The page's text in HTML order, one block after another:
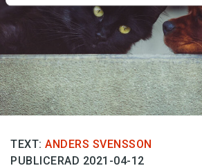
TEXT: ANDERS SVENSSON
PUBLICERAD 2021-04-12